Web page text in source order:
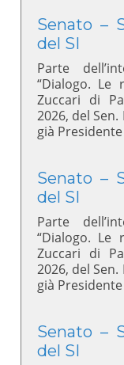
Senato –
del SI
Parte
“Dialogo. Le
Zuccari di
2026, del
già
Senato –
del SI
Parte
“Dialogo. Le
Zuccari di
2026, del
già
Senato –
del SI